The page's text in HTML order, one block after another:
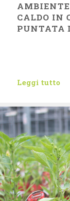
CALDO IN
PUNTATA
Leggi tutto